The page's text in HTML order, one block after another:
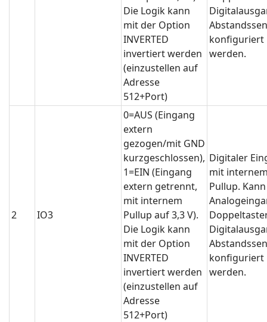
Die Logik kann
mit der Option
INVERTED
invertiert werden
(einzustellen auf
Adresse
512+Port)
konfiguriert
werden.
2 IO3
0=AUS (Eingang
extern
gezogen/mit GND
kurzgeschlossen),
1=EIN (Eingang
extern getrennt,
mit internem
Pullup auf 3,3 V).
Die Logik kann
mit der Option
INVERTED
invertiert werden
(einzustellen auf
Adresse
512+Port)
Digitaler
mit
Pullup.
konfiguriert
werden.